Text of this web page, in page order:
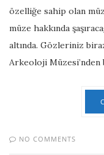
özelliğe sahip olan
müze hakkında
altında. Gözleriniz
Arkeoloji Müzesi’nden
NO COMMENTS